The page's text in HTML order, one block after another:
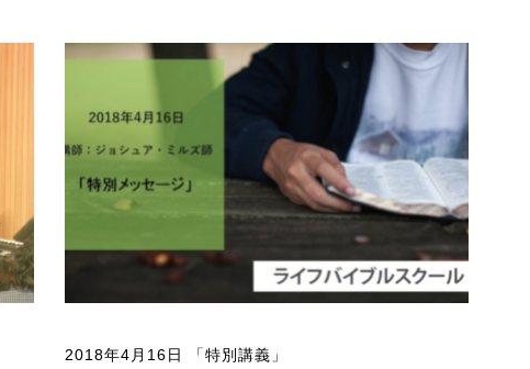
2018年4月16日 「特別講義」